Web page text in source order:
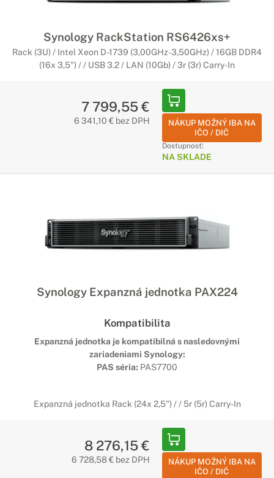
Synology RackStation RS6426xs+
Rack (3U) / Intel Xeon D-1739 (3,00GHz-3,50GHz) / 16GB DDR4
(16x 3,5") / / USB 3.2 / LAN (10Gb) / 3r (3r) Carry-In
7 799,55 €
6 341,10 € bez DPH
NÁKUP MOŽNÝ IBA NA
IČO / DIČ
Dostupnosť:
NA SKLADE
Synology Expanzná jednotka PAX224
Kompatibilita
Expanzná jednotka je kompatibilná s nasledovnými
zariadeniami Synology:
PAS séria: PAS7700
Expanzná jednotka Rack (24x 2,5") / / 5r (5r) Carry-In
8 276,15 €
6 728,58 € bez DPH
NÁKUP MOŽNÝ IBA NA
IČO / DIČ